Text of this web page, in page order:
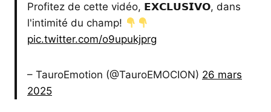
Profitez de cette vidéo, 𝗘𝗫𝗖𝗟𝗨𝗦𝗜𝗩𝗢, dans
l'intimité du champ!
pic.twitter.com/o9upukjprg
– TauroEmotion (@TauroEMOCION) 26 mars
2025